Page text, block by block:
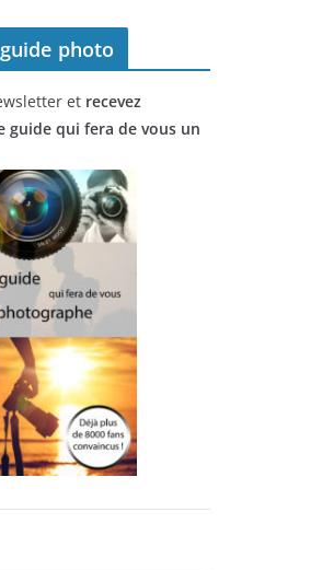
photo
et recevez
qui fera de vous un